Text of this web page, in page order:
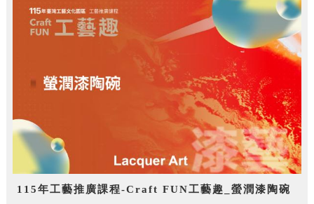
115年工藝推廣課程-Craft FUN工藝趣_螢潤漆陶碗